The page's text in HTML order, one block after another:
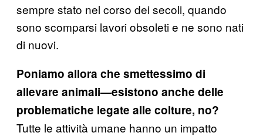
sempre stato nel corso dei secoli, quando
sono scomparsi lavori obsoleti e ne sono nati
di nuovi.
Poniamo allora che smettessimo di
allevare animali—esistono anche delle
problematiche legate alle colture, no?
Tutte le attività umane hanno un impatto